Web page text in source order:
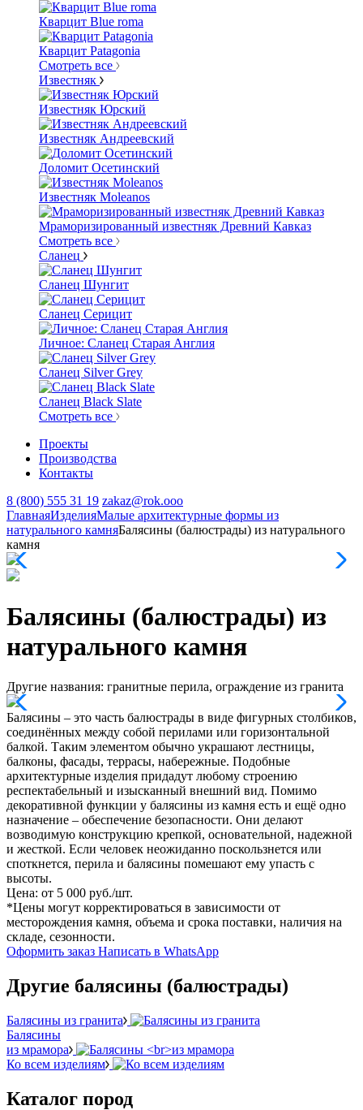
Кварцит Blue roma
Кварцит Patagonia
Смотреть все
Известняк
Известняк Юрский
Известняк Андреевский
Доломит Осетинский
Известняк Moleanos
Мраморизированный известняк Древний Кавказ
Смотреть все
Сланец
Сланец Шунгит
Сланец Серицит
Личное: Сланец Старая Англия
Сланец Silver Grey
Сланец Black Slate
Смотреть все
Проекты
Производства
Контакты
8 (800) 555 31 19 zakaz@rok.ooo
ГлавнаяИзделияМалые архитектурные формы из
натурального камняБалясины (балюстрады) из натурального
камня
Балясины (балюстрады) из
натурального камня
Другие названия: гранитные перила, ограждение из гранита
Балясины – это часть балюстрады в виде фигурных столбиков,
соединённых между собой перилами или горизонтальной
балкой. Таким элементом обычно украшают лестницы,
балконы, фасады, террасы, набережные. Подобные
архитектурные изделия придадут любому строению
респектабельный и изысканный внешний вид. Помимо
декоративной функции у балясины из камня есть и ещё одно
назначение – обеспечение безопасности. Они делают
возводимую конструкцию крепкой, основательной, надежной
и жесткой. Если человек неожиданно поскользнется или
споткнется, перила и балясины помешают ему упасть с
высоты.
Цена: от 5 000 руб./шт.
*Цены могут корректироваться в зависимости от
месторождения камня, объема и срока поставки, наличия на
складе, сезонности.
Оформить заказ Написать в WhatsApp
Другие балясины (балюстрады)
Балясины из гранита
Балясины
из мрамора
Ко всем изделиям
Каталог пород